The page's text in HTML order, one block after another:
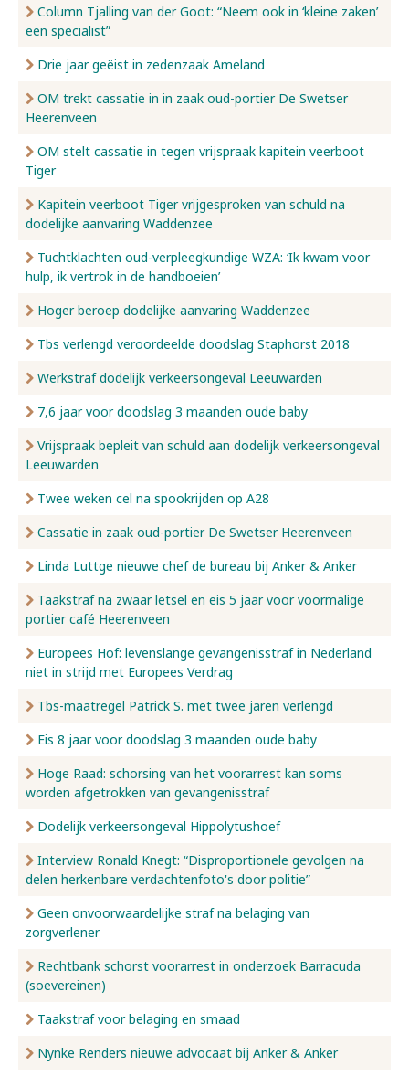
Column Tjalling van der Goot: “Neem ook in ‘kleine zaken’
een specialist”
Drie jaar geëist in zedenzaak Ameland
OM trekt cassatie in in zaak oud-portier De Swetser
Heerenveen
OM stelt cassatie in tegen vrijspraak kapitein veerboot
Tiger
Kapitein veerboot Tiger vrijgesproken van schuld na
dodelijke aanvaring Waddenzee
Tuchtklachten oud-verpleegkundige WZA: ‘Ik kwam voor
hulp, ik vertrok in de handboeien’
Hoger beroep dodelijke aanvaring Waddenzee
Tbs verlengd veroordeelde doodslag Staphorst 2018
Werkstraf dodelijk verkeersongeval Leeuwarden
7,6 jaar voor doodslag 3 maanden oude baby
Vrijspraak bepleit van schuld aan dodelijk verkeersongeval
Leeuwarden
Twee weken cel na spookrijden op A28
Cassatie in zaak oud-portier De Swetser Heerenveen
Linda Luttge nieuwe chef de bureau bij Anker & Anker
Taakstraf na zwaar letsel en eis 5 jaar voor voormalige
portier café Heerenveen
Europees Hof: levenslange gevangenisstraf in Nederland
niet in strijd met Europees Verdrag
Tbs-maatregel Patrick S. met twee jaren verlengd
Eis 8 jaar voor doodslag 3 maanden oude baby
Hoge Raad: schorsing van het voorarrest kan soms
worden afgetrokken van gevangenisstraf
Dodelijk verkeersongeval Hippolytushoef
Interview Ronald Knegt: “Disproportionele gevolgen na
delen herkenbare verdachtenfoto's door politie”
Geen onvoorwaardelijke straf na belaging van
zorgverlener
Rechtbank schorst voorarrest in onderzoek Barracuda
(soevereinen)
Taakstraf voor belaging en smaad
Nynke Renders nieuwe advocaat bij Anker & Anker